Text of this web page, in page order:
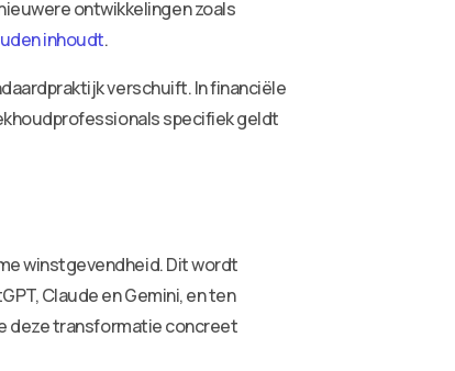
ontwikkelingen zoals
inhoudt.
verschuift. In financiële
specifiek geldt
winstgevendheid. Dit wordt
Claude en Gemini, en ten
deze transformatie concreet